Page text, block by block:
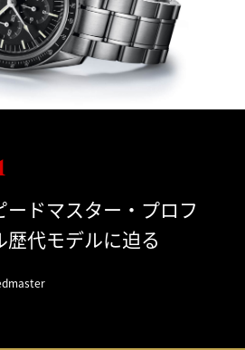
ードマスター・プロフ
歴代モデルに迫る